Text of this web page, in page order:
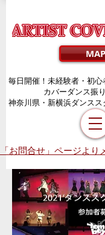
「お問合せ」ページより
毎日開催！未経験者・初心
カバーダンス振
神奈川県・新横浜ダンス
MAP